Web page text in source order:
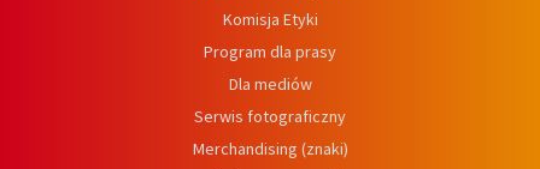
Komisja Etyki
Program dla prasy
Dla mediów
Serwis fotograficzny
Merchandising (znaki)